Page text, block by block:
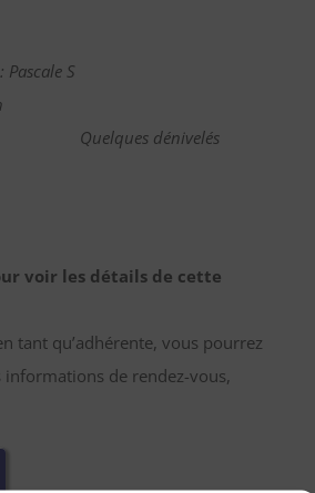
S
Quelques dénivelés
voir les détails de cette
tant qu’adhérente, vous pourrez
informations de rendez-vous,